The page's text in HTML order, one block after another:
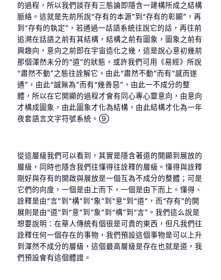
的過程，所以我們談存有三態論即隱含一建構所成之結構
脈絡。這就是先前所說“存有的本源”到“存有的彰顯”，再
到“存有的執定”，若通過一話語系統往說它的話，再往前
追溯在話語之前有其結構，結構之前有圖象，圖象之前有
興趣向，意向之前即在宇宙造化之幾，這是說心意初幾前
那個渾然未分的“道”的狀態，或許我們可用《易經》所說
“肅然不動”之態往詮解它。由此“肅然不動”而有“感而遂
通”，由此“誠無為”而有“幾善惡”，由此一不成分的整
體，所以在它開顯的過程才會有同心專心靈意向，由意向
才構成圖象，由此圖象才化為結構，由此結構才化為一年
夜套語言文字符號系統。⑨
從這層級我們可以看到，其實是隱含著道的開顯到展放的
層級，同時也隱含我們往懂得往詮釋的層級。懂得與詮釋
剛好與存有的開啟與展放是一個互為不成分的整體；可是
它們的向度，一個是由上而下，一個是由下而上。懂得、
詮釋是由“言”到“構”到“象”到“意”到“道”，而“存有”的開
展則是由“道”到“意”到“象”到“構”到“言”。我們這么說是
想要說明：在華人傳統有個很是可貴的東西，但凡我們往
詮釋任何一個存在的事物，我們預設這個事物是可以上升
到渾然不成分的層級，這個最高層級是存在也就是道，我
們預設會有這個體證。